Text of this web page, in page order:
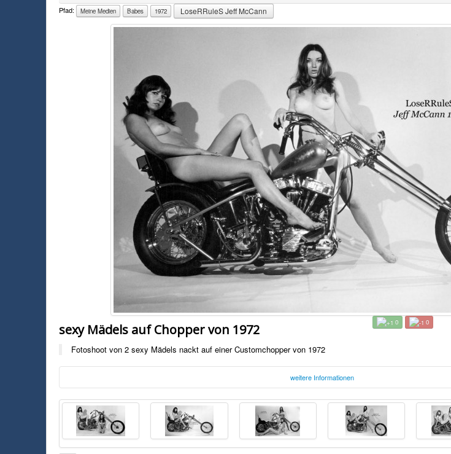
Pfad: Meine Medien Babes 1972 LoseRRuleS Jeff McCann
sexy Mädels auf Chopper von 1972 0 0
Fotoshoot von 2 sexy Mädels nackt auf einer Customchopper von 1972
weitere Informationen
Foto:Jeff McCann Freitag,
Fotoshoot von 2 sexy Mädels nackt auf einer Customchopper von 1972